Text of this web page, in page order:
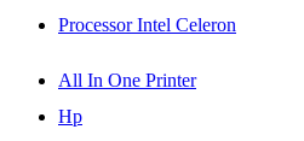
Processor Intel Celeron
All In One Printer
Hp